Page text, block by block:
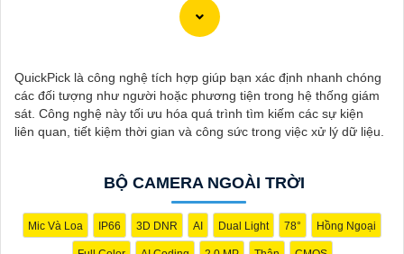
Dạ chào bạn, dưới đây là một số thông tin về Camera Thiết Kế
hình ảnh cao, hỗ trợ các tính năng thông minh như phát hiện
chuyển động, hồng ngoại thông minh.
💠2: Dahua IPC-HDW4433C-A: Camera IP 4MP, công nghệ
Starlight cho hình ảnh màu ban đêm, chống ngược sáng tốt,
3:
Vantech VP-131N: Camera Analog 1.3MP,
có khả năng quan sát trong điều kiện thiếu sáng, chất lượng
hình ảnh tốt, dễ sử dụng và lắp đặt.
Nhớ kiểm tra các yêu cầu kỹ thuật và tính năng mà bạn cần
trước khi lựa chọn camera phù hợp với nhu cầu sử dụng của
QuickPick là công nghệ tích hợp giúp bạn xác định nhanh chóng
các đối tượng như người hoặc phương tiện trong hệ thống giám
sát. Công nghệ này tối ưu hóa quá trình tìm kiếm các sự kiện
liên quan, tiết kiệm thời gian và công sức trong việc xử lý dữ liệu.
BỘ CAMERA NGOÀI TRỜI
Mic Và Loa IP66 3D DNR AI Dual Light 78° Hồng Ngoại